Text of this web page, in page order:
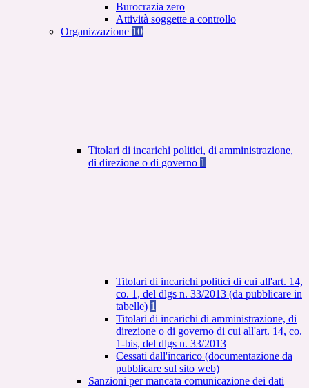
Burocrazia zero
Attività soggette a controllo
Organizzazione 10
Titolari di incarichi politici, di amministrazione,
di direzione o di governo 1
Titolari di incarichi politici di cui all'art. 14,
co. 1, del dlgs n. 33/2013 (da pubblicare in
tabelle) 1
Titolari di incarichi di amministrazione, di
direzione o di governo di cui all'art. 14, co.
1-bis, del dlgs n. 33/2013
Cessati dall'incarico (documentazione da
pubblicare sul sito web)
Sanzioni per mancata comunicazione dei dati